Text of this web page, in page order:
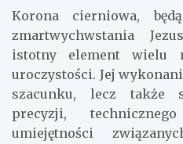
Korona cierniowa,
zmartwychwstania
istotny element wielu
uroczystości. Jej
szacunku, lecz także
precyzji,
umiejętności